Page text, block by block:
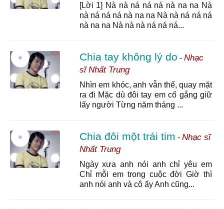
[Lời 1] Nà nà ná ná ná nà na na Nà
nà ná ná ná nà na na Nà nà ná ná ná
nà na na Nà nà nà ná ná ná...
Chia tay không lý do - Nhạc
sĩ Nhất Trung
Nhìn em khóc, anh vẫn thế, quay mặt
ra đi Mặc dù đôi tay em cố gắng giữ
lấy người Từng năm tháng ...
Chia đôi một trái tim - Nhạc sĩ
Nhất Trung
Ngày xưa anh nói anh chỉ yêu em
Chỉ mỗi em trong cuộc đời Giờ thì
anh nói anh và cô ấy Anh cũng...